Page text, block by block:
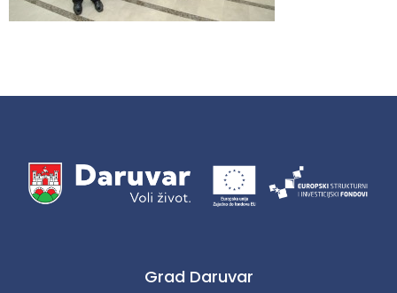
Grad Daruvar